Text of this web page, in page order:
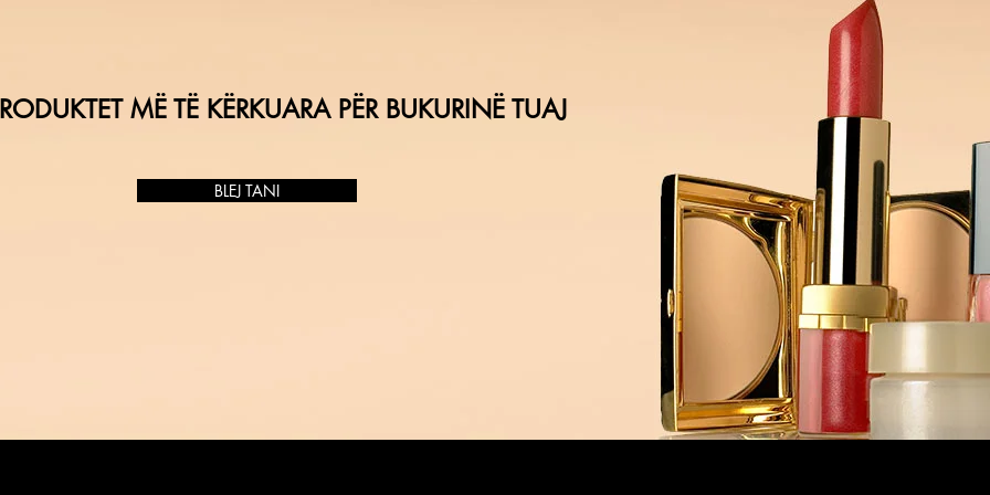
MË TË KËRKUARA PËR BUKURINË TUAJ
BLEJ TANI